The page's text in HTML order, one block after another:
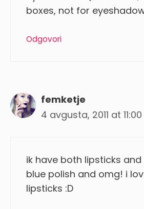
boxes, not for
Odgovori
femketje
4 avgusta, 2011 at 11:00
ik have both lipsticks
blue polish and omg! i
lipsticks :D